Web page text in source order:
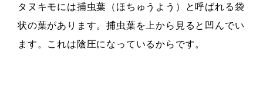
タヌキモには捕虫葉（ほちゅうよう）と呼ばれる袋
状の葉があります。捕虫葉を上から見ると凹んでい
ます。これは陰圧になっているからです。